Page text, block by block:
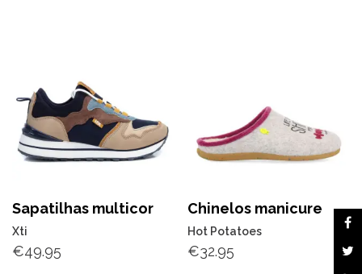
Sapatilhas multicor
Xti
€49.95
Chinelos manicure
Hot Potatoes
€32.95